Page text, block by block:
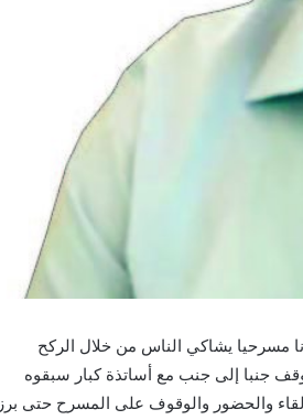
مسرحيا يشاكي الناس من خلال الركح
جنبا إلى جنب مع أساتذة كبار سبقوه
والحضور والوقوف على المسرح حتى برز